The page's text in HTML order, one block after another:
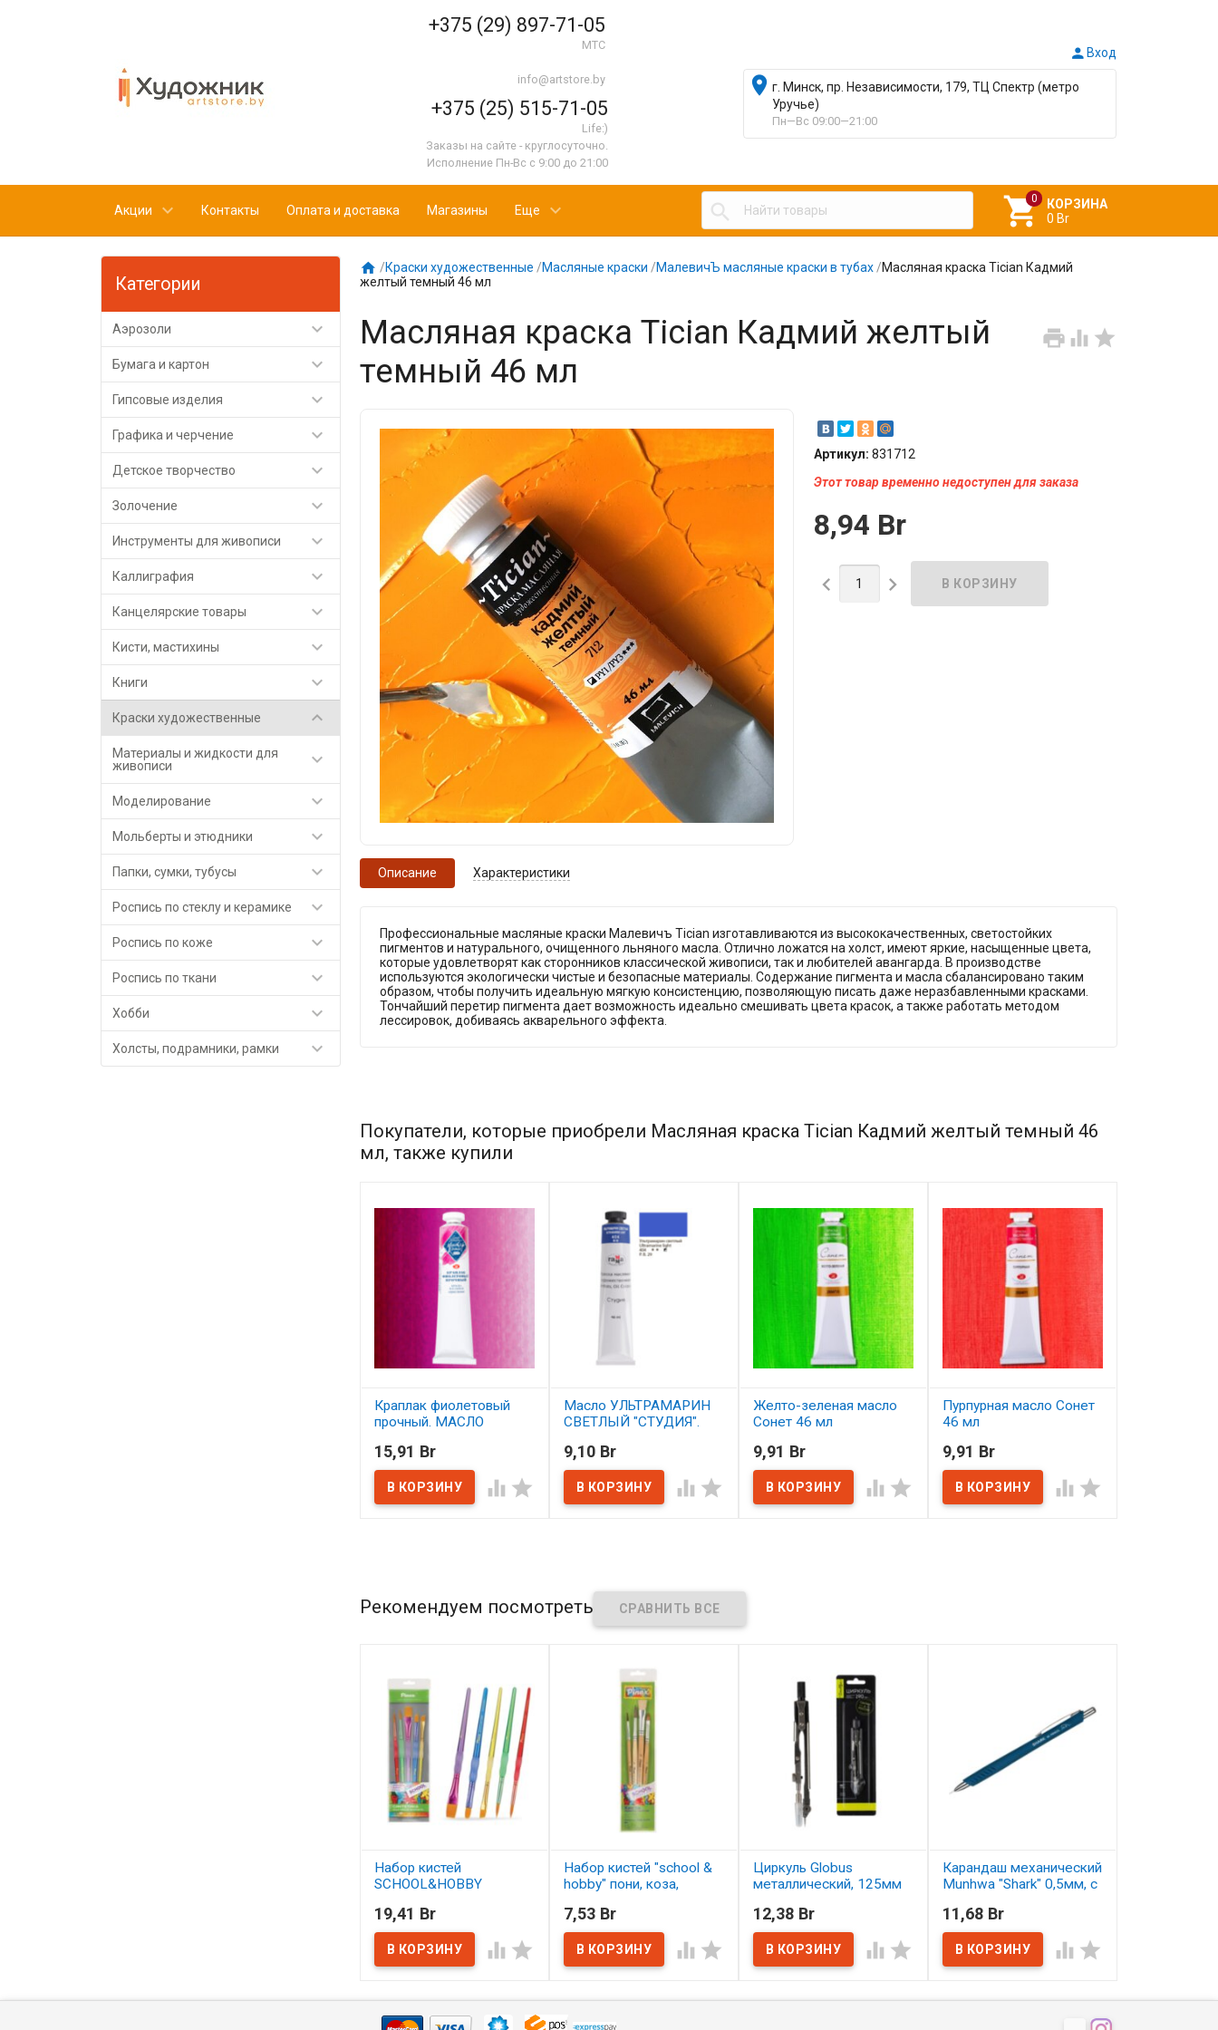
+375 (29) 897-71-05
МТС
info@artstore.by
+375 (25) 515-71-05
Life:)
Заказы на сайте - круглосуточно.
Исполнение Пн-Вс с 9:00 до 21:00
Вход
г. Минск, пр. Независимости, 179, ТЦ Спектр (метро
Уручье)
Пн—Вс 09:00—21:00
Акции Контакты Оплата и доставка Магазины Еще  
КОРЗИНА
0 Br
Категории
Аэрозоли 
Бумага и картон 
Гипсовые изделия 
Графика и черчение 
Детское творчество 
Золочение 
Инструменты для живописи 
Каллиграфия 
Канцелярские товары 
Кисти, мастихины 
Книги 
Краски художественные 
Материалы и жидкости для
живописи

Моделирование 
Мольберты и этюдники 
Папки, сумки, тубусы 
Роспись по стеклу и керамике 
Роспись по коже 
Роспись по ткани 
Хобби 
Холсты, подрамники, рамки 
 /Краски художественные /Масляные краски /МалевичЪ масляные краски в тубах /Масляная краска Tician Кадмий
желтый темный 46 мл
  
Масляная краска Tician Кадмий желтый
темный 46 мл
Артикул: 831712
Этот товар временно недоступен для заказа
8,94 Br
 
Описание Характеристики
Профессиональные масляные краски Малевичъ Tician изготавливаются из высококачественных, светостойких
пигментов и натурального, очищенного льняного масла. Отлично ложатся на холст, имеют яркие, насыщенные цвета,
которые удовлетворят как сторонников классической живописи, так и любителей авангарда. В производстве
используются экологически чистые и безопасные материалы. Содержание пигмента и масла сбалансировано таким
образом, чтобы получить идеальную мягкую консистенцию, позволяющую писать даже неразбавленными красками.
Тончайший перетир пигмента дает возможность идеально смешивать цвета красок, а также работать методом
лессировок, добиваясь акварельного эффекта.
Покупатели, которые приобрели Масляная краска Tician Кадмий желтый темный 46
мл, также купили
Краплак фиолетовый
прочный. МАСЛО
В наличии
15,91 Br
 
Масло УЛЬТРАМАРИН
СВЕТЛЫЙ "СТУДИЯ".
В наличии
9,10 Br
 
Желто-зеленая масло
Сонет 46 мл
В наличии
9,91 Br
 
Пурпурная масло Сонет
46 мл
В наличии
9,91 Br
 
Рекомендуем посмотреть
Набор кистей
SCHOOL&HOBBY
АССОРТИ
В наличии
19,41 Br
 
Набор кистей "school &
hobby" пони, коза,
В наличии
7,53 Br
 
Циркуль Globus
металлический, 125мм
В наличии
12,38 Br
 
Карандаш механический
Munhwa "Shark" 0,5мм, с
В наличии
11,68 Br
 